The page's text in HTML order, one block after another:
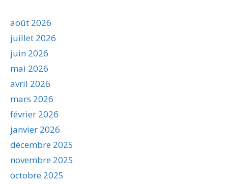
août 2026
juillet 2026
juin 2026
mai 2026
avril 2026
mars 2026
février 2026
janvier 2026
décembre 2025
novembre 2025
octobre 2025